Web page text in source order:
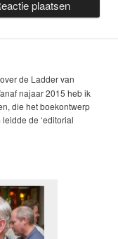
over de Ladder van
najaar 2015 heb ik
die het boekontwerp
de ‘editorial